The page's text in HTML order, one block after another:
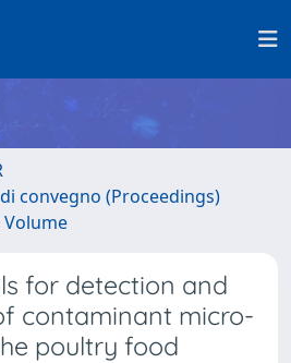
convegno (Proceedings)
for detection and
contaminant micro-
poultry food